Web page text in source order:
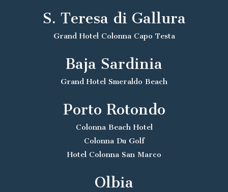
S. Teresa di Gallura
Grand Hotel Colonna Capo Testa
Baja Sardinia
Grand Hotel Smeraldo Beach
Porto Rotondo
Colonna Beach Hotel
Colonna Du Golf
Hotel Colonna San Marco
Olbia